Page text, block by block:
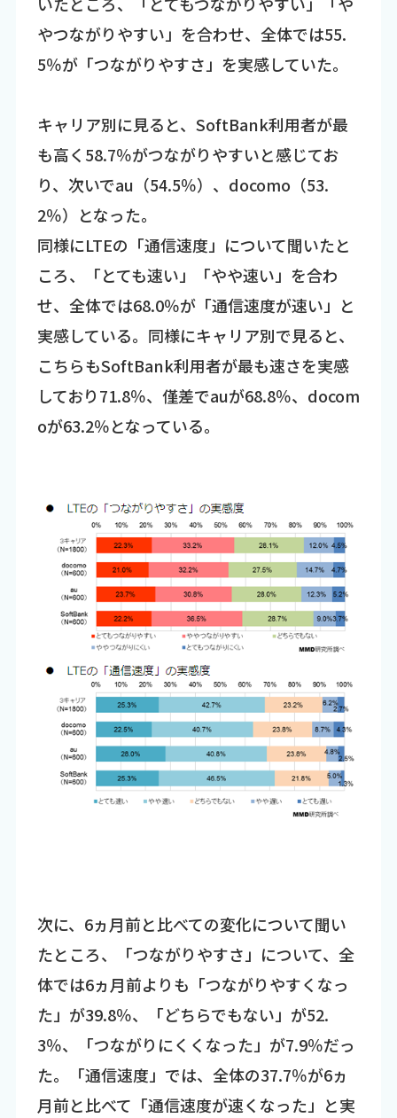
やつながりやすい」を合わせ、全体では55.
5％が「つながりやすさ」を実感していた。
キャリア別に見ると、SoftBank利用者が最
も高く58.7％がつながりやすいと感じてお
り、次いでau（54.5％）、docomo（53.
2％）となった。
同様にLTEの「通信速度」について聞いたと
ころ、「とても速い」「やや速い」を合わ
せ、全体では68.0％が「通信速度が速い」と
実感している。同様にキャリア別で見ると、
こちらもSoftBank利用者が最も速さを実感
しており71.8％、僅差でauが68.8％、docom
oが63.2％となっている。
次に、6ヵ月前と比べての変化について聞い
たところ、「つながりやすさ」について、全
体では6ヵ月前よりも「つながりやすくなっ
た」が39.8％、「どちらでもない」が52.
3％、「つながりにくくなった」が7.9％だっ
た。「通信速度」では、全体の37.7％が6ヵ
月前と比べて「通信速度が速くなった」と実